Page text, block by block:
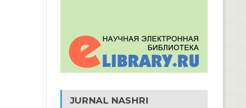
JURNAL NASHRI